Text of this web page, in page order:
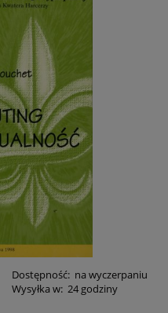
Dostępność: na wyczerpaniu
Wysyłka w: 24 godziny